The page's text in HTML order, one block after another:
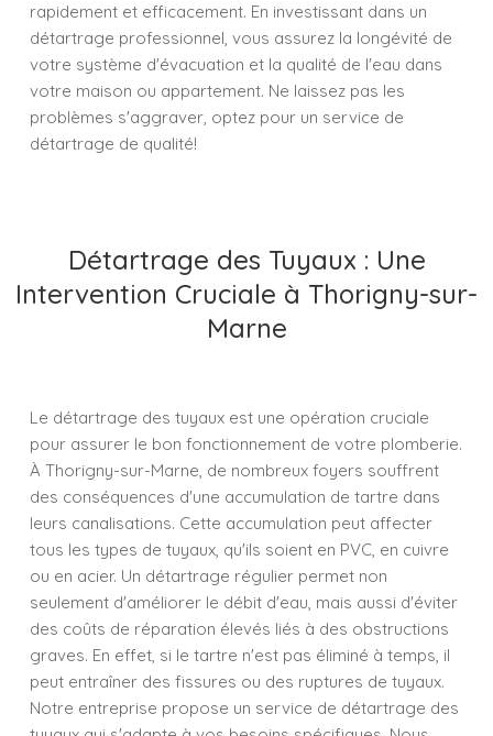
rapidement et efficacement. En investissant dans un
détartrage professionnel, vous assurez la longévité de
votre système d'évacuation et la qualité de l'eau dans
votre maison ou appartement. Ne laissez pas les
problèmes s'aggraver, optez pour un service de
détartrage de qualité!
Détartrage des Tuyaux : Une
Intervention Cruciale à Thorigny-sur-
Marne
Le détartrage des tuyaux est une opération cruciale
pour assurer le bon fonctionnement de votre plomberie.
À Thorigny-sur-Marne, de nombreux foyers souffrent
des conséquences d'une accumulation de tartre dans
leurs canalisations. Cette accumulation peut affecter
tous les types de tuyaux, qu'ils soient en PVC, en cuivre
ou en acier. Un détartrage régulier permet non
seulement d'améliorer le débit d'eau, mais aussi d'éviter
des coûts de réparation élevés liés à des obstructions
graves. En effet, si le tartre n'est pas éliminé à temps, il
peut entraîner des fissures ou des ruptures de tuyaux.
Notre entreprise propose un service de détartrage des